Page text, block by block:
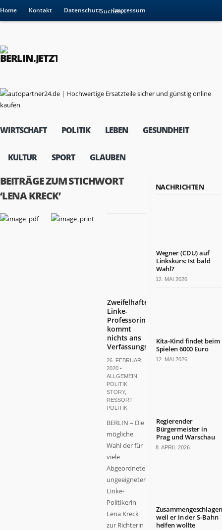
Home Kontakt Datenschutz Impressum
WIRTSCHAFT POLITIK LEBEN GESUNDHEIT
KULTUR SPORT GLAUBEN
BEITRÄGE ZUM STICHWORT
‘LENA KRECK’
Zweifelhafte
Linke-
Professorin
kommt
nichts ans
Verfassungsgericht
26. FEBRUAR
2020 •
ALLGEMEIN
POLITIK
STORY,
RESSORT
POLITIK
BERLIN – Die
mögliche
Wahl der für
viele
Abgeordnete
ungeeigneten
Linke-
Politikerin
Lena Kreck
zur Richterin
NACHRICHTEN
Wegner (CDU) auf
Linkskurs: Ist bald
Wahl?
12. MAI 2026
Kita-Kind findet beim
Spielen 6000 Euro
12. MAI 2026
Regierender
Bürgermeister in
Prag und Warschau
8. APRIL 2026
weil er in der S-Bahn
helfen wollte